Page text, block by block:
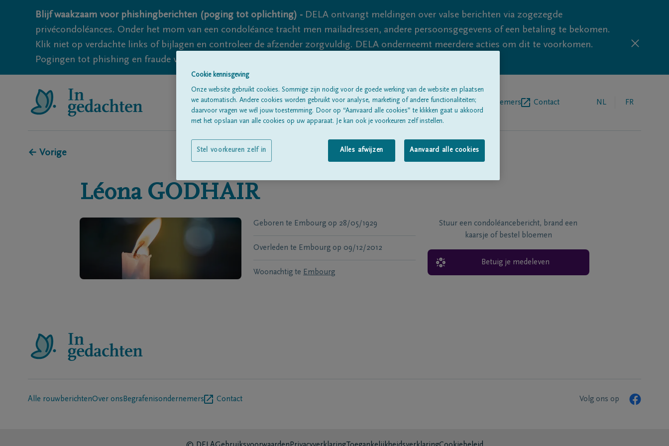
Blijf waakzaam voor phishingberichten (poging tot oplichting) - DELA ontvangt meldingen over valse berichten via zogezegde
privécondoléances. Onder het mom van een condoléance tracht men mailadressen, andere persoonsgegevens of een betaling te bekomen.
Klik niet op verdachte links of bijlagen en controleer de afzender zorgvuldig. DELA onderneemt meerdere acties om dit te voorkomen.
Pogingen tot phishing en fraude vallen echter nooit volledig uit te sluiten, dus blijf waakzaam.
Alle rouwberichten Over onsBegrafenisondernemers Contact NL FR
← Vorige
Léona GODHAIR
Geboren te Embourg op 28/05/1929
Overleden te Embourg op 09/12/2012
Woonachtig te Embourg
Stuur een condoléancebericht, brand een
kaarsje of bestel bloemen
Betuig je medeleven
Alle rouwberichtenOver ons Begrafenisondernemers Contact Volg ons op
Cookie kennisgeving
Onze website gebruikt cookies. Sommige zijn nodig voor de goede werking van de website en plaatsen
we automatisch. Andere cookies worden gebruikt voor analyse, marketing of andere functionaliteiten;
daarvoor vragen we wél jouw toestemming. Door op “Aanvaard alle cookies” te klikken gaat u akkoord
met het opslaan van alle cookies op uw apparaat. Je kan ook je voorkeuren zelf instellen.
Alles afwijzen Aanvaard alle cookies
Stel voorkeuren zelf in